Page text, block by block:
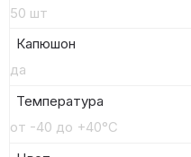
50 шт
Капюшон
да
Температура
от -40 до +40°C